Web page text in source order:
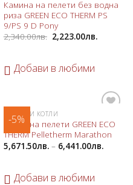
Камина на пелети без водна
риза GREEN ECO THERM PS
9/PS 9 D Pony
2,340.00лв. 2,223.00лв.
Добави в любими
-5%
в
любими
ПЕЛЕТНИ КОТЛИ
Котел на пелети GREEN ECO
THERM Pelletherm Marathon
5,671.50лв.– 6,441.00лв.
Добави в любими